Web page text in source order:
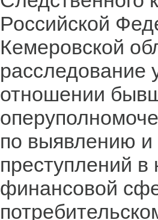
Российской
Кемеровской
расследование
отношении
по выявлению
преступлений в
финансовой